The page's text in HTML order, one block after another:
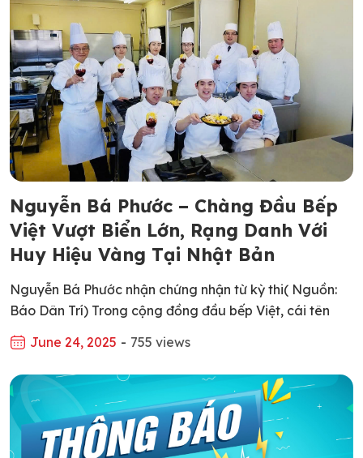
Nguyễn Bá Phước – Chàng Đầu Bếp
Việt Vượt Biển Lớn, Rạng Danh Với
Huy Hiệu Vàng Tại Nhật Bản
Nguyễn Bá Phước nhận chứng nhận từ kỳ thi( Nguồn:
Báo Dân Trí) Trong cộng đồng đầu bếp Việt, cái tên
Nguyễn Bá Phước đã không còn xa lạ – đặc biệt với
những ai theo đuổi tinh thần và kỹ thuật nấu ăn chuẩn
mực của ẩm thực Nhật Bản. Vượt qua nhiều thử […]
June 24, 2025 - 755 views